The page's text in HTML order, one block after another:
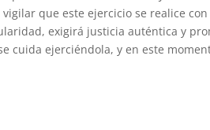
que este ejercicio se realice
exigirá justicia auténtica y
cuida ejerciéndola, y en este